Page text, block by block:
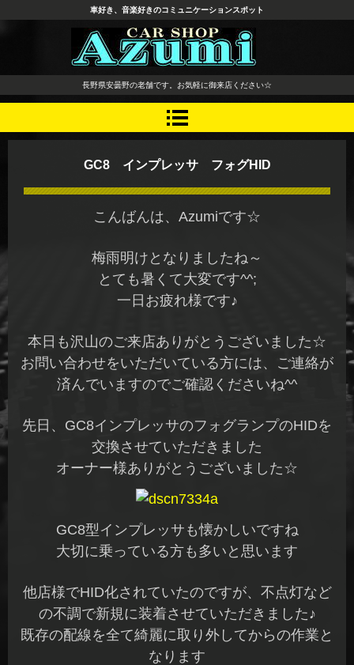
長野県 安曇野市 タイヤ ホ
イール デッドニング カーオ
ーディオ レカロシート
車好き、音楽好きのコミュニケーションスポット
長野県安曇野の老舗です。お気軽に御来店ください☆
GC8 インプレッサ フォグHID
こんばんは、Azumiです☆
梅雨明けとなりましたね～
とても暑くて大変です^^;
一日お疲れ様です♪
本日も沢山のご来店ありがとうございました☆
お問い合わせをいただいている方には、ご連絡が
済んでいますのでご確認くださいね^^
先日、GC8インプレッサのフォグランプのHIDを
交換させていただきました
オーナー様ありがとうございました☆
GC8型インプレッサも懐かしいですね
大切に乗っている方も多いと思います
他店様でHID化されていたのですが、不点灯など
の不調で新規に装着させていただきました♪
既存の配線を全て綺麗に取り外してからの作業と
なります